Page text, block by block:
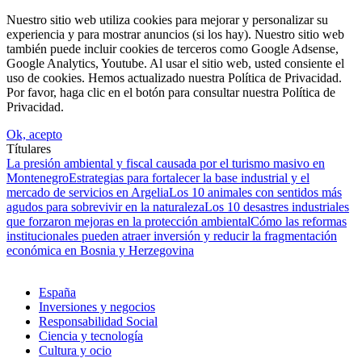
Nuestro sitio web utiliza cookies para mejorar y personalizar su
experiencia y para mostrar anuncios (si los hay). Nuestro sitio web
también puede incluir cookies de terceros como Google Adsense,
Google Analytics, Youtube. Al usar el sitio web, usted consiente el
uso de cookies. Hemos actualizado nuestra Política de Privacidad.
Por favor, haga clic en el botón para consultar nuestra Política de
Privacidad.
Ok, acepto
Títulares
La presión ambiental y fiscal causada por el turismo masivo en
MontenegroEstrategias para fortalecer la base industrial y el
mercado de servicios en ArgeliaLos 10 animales con sentidos más
agudos para sobrevivir en la naturalezaLos 10 desastres industriales
que forzaron mejoras en la protección ambientalCómo las reformas
institucionales pueden atraer inversión y reducir la fragmentación
económica en Bosnia y Herzegovina
España
Inversiones y negocios
Responsabilidad Social
Ciencia y tecnología
Cultura y ocio